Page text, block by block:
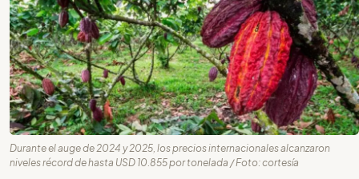
Durante el auge de 2024 y 2025, los precios internacionales alcanzaron
niveles récord de hasta USD 10.855 por tonelada / Foto: cortesía